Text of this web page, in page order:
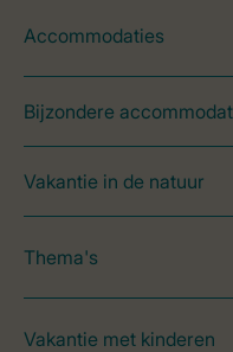
Accommodaties
Bijzondere
Vakantie in de natuur
Thema's
Vakantie met kinderen